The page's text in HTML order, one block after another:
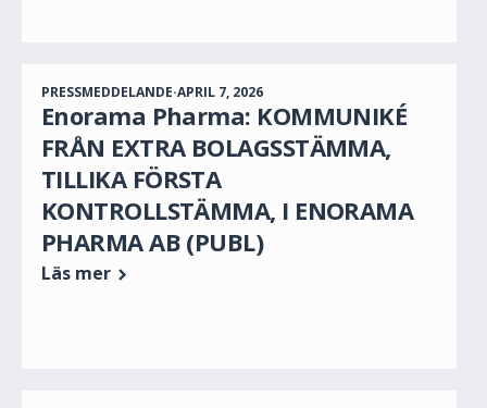
PRESSMEDDELANDE·APRIL 7, 2026
Enorama Pharma: KOMMUNIKÉ
FRÅN EXTRA BOLAGSSTÄMMA,
TILLIKA FÖRSTA
KONTROLLSTÄMMA, I ENORAMA
PHARMA AB (PUBL)
Läs mer